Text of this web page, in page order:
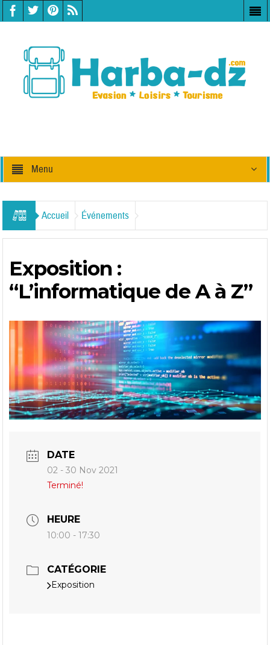
Menu
Accueil Événements
Exposition :
“L’informatique de A à Z”
DATE
02 - 30 Nov 2021
Terminé!
HEURE
10:00 - 17:30
CATÉGORIE
Exposition